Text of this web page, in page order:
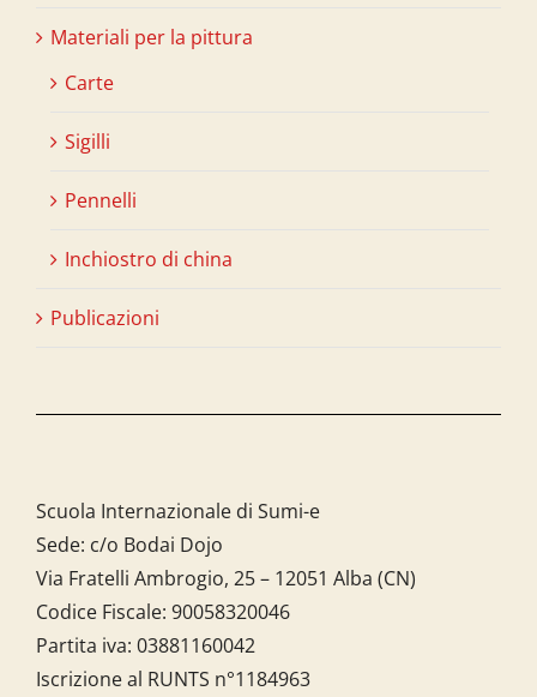
Materiali per la pittura
Carte
Sigilli
Pennelli
Inchiostro di china
Publicazioni
Scuola Internazionale di Sumi-e
Sede: c/o Bodai Dojo
Via Fratelli Ambrogio, 25 – 12051 Alba (CN)
Codice Fiscale: 90058320046
Partita iva: 03881160042
Iscrizione al RUNTS n°1184963